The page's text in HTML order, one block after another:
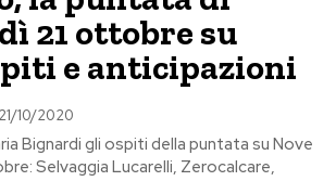
21 ottobre su
e anticipazioni
21/10/2020
Bignardi gli ospiti della puntata su Nove
Selvaggia Lucarelli, Zerocalcare,